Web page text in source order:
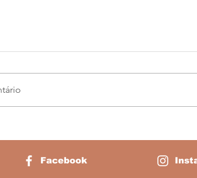
Crianças no
Com Uma
Direto
Imunidade da
Depender Apenas
Saúde Infantil
Facebook